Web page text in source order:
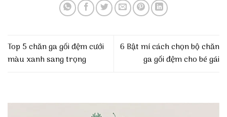
Top 5 chăn ga gối đệm cưới
màu xanh sang trọng
6 Bật mí cách chọn bộ chăn
ga gối đệm cho bé gái